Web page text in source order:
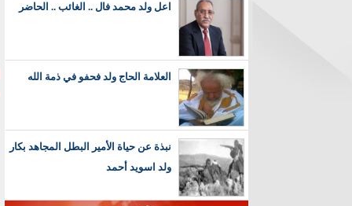
اعل ولد محمد فال .. الغائب .. الحاضر
العلامة الحاج ولد فحفو في ذمة الله
نبذة عن حياة الأمير البطل المجاهد بكار
ولد اسويد أحمد